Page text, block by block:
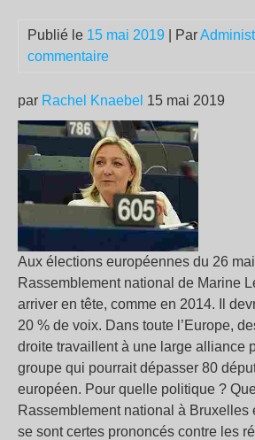
Publié le 15 mai 2019 | Par
commentaire
par Rachel Knaebel 15 mai 2019
Aux élections européennes du 26
Rassemblement national de Marine
arriver en tête, comme en 2014. Il
20 % de voix. Dans toute l’Europe,
droite travaillent à une large alliance
groupe qui pourrait dépasser 80
européen. Pour quelle politique ?
Rassemblement national à Bruxelles
se sont certes prononcés contre les